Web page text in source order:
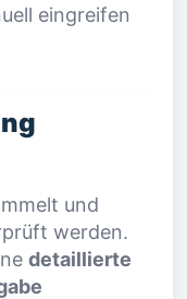
eingreifen
und
werden.
detaillierte